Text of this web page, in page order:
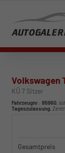
Volkswagen
KÜ 7 Sitzer
Fahrzeugnr.: 95960,
Tageszulassung,
Gesamtpreis